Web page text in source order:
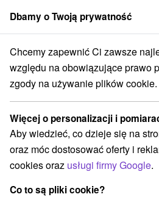
członek grupySorger
Slovensko Trenčiansky kraj
Specjalne oferty -
uzdrowiskowy
Uzdrowisko Nimnica Nimnica
Przejdź do lokalizacji
Dbamy o Twoją prywatność
Chcemy zapewnić Ci zawsze
względu na obowiązujące prawo
zgody na używanie plików cookie.
Więcej o personalizacji i
Aby wiedzieć, co dzieje się na
oraz móc dostosować oferty i
cookies oraz usługi firmy Google.
Co to są pliki cookie?